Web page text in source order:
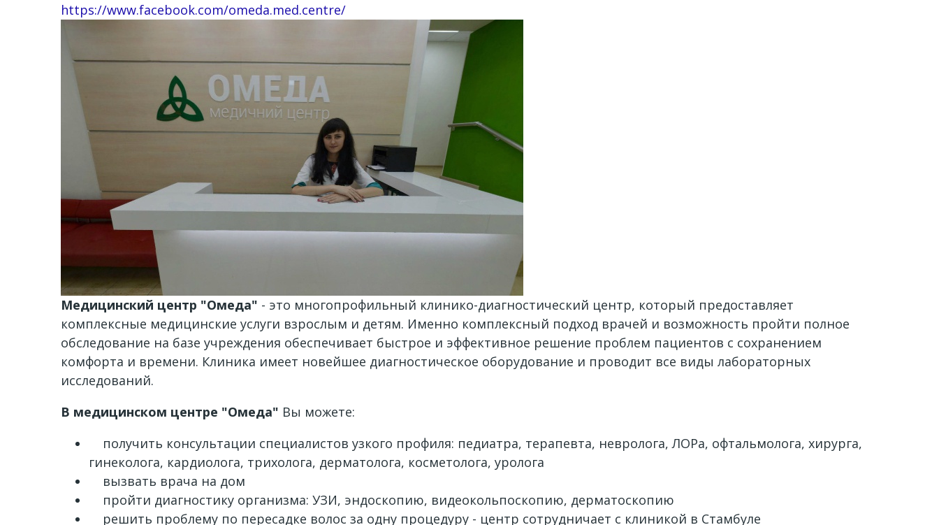
https://www.facebook.com/omeda.med.centre/
Медицинский центр "Омеда" - это многопрофильный клинико-диагностический центр, который предоставляет
комплексные медицинские услуги взрослым и детям. Именно комплексный подход врачей и возможность пройти полное
обследование на базе учреждения обеспечивает быстрое и эффективное решение проблем пациентов с сохранением
комфорта и времени. Клиника имеет новейшее диагностическое оборудование и проводит все виды лабораторных
исследований.
В медицинском центре "Омеда" Вы можете:
получить консультации специалистов узкого профиля: педиатра, терапевта, невролога, ЛОРа, офтальмолога, хирурга,
гинеколога, кардиолога, трихолога, дерматолога, косметолога, уролога
вызвать врача на дом
пройти диагностику организма: УЗИ, эндоскопию, видеокольпоскопию, дерматоскопию
решить проблему по пересадке волос за одну процедуру - центр сотрудничает с клиникой в ​​Стамбуле